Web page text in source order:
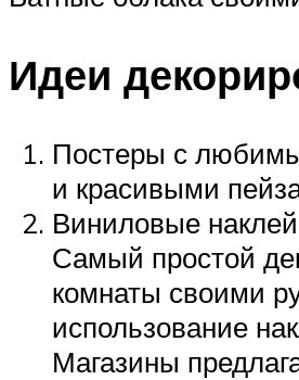
Идеи
Постеры с
и красивыми
Виниловые
Самый простой
комнаты своими
использование
Магазины